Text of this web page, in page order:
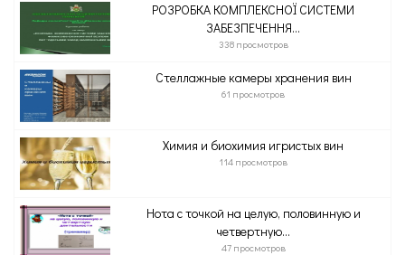
РОЗРОБКА КОМПЛЕКСНОЇ СИСТЕМИ
ЗАБЕЗПЕЧЕННЯ...
338 просмотров
Стеллажные камеры хранения вин
61 просмотров
Химия и биохимия игристых вин
114 просмотров
Нота с точкой на целую, половинную и
четвертную...
47 просмотров